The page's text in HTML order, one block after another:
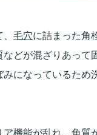
毛穴に詰まった角
どが混ざりあって
になっているため
機能が乱れ、角質